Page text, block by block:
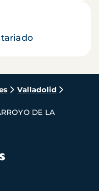
Valladolid
DE LA